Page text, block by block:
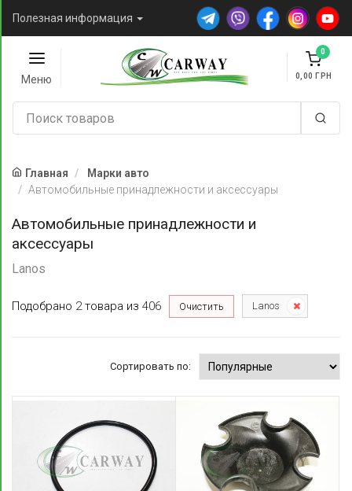
Полезная информация
Меню
0
0,00
Главная
Марки авто
Автомобильные принадлежности и аксессуары
Автомобильные принадлежности и
аксессуары
Lanos
Подобрано 2 товара из 406 Очистить Lanos
Сортировать по: